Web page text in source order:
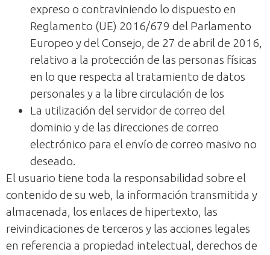
expreso o contraviniendo lo dispuesto en
Reglamento (UE) 2016/679 del Parlamento
Europeo y del Consejo, de 27 de abril de 2016,
relativo a la protección de las personas físicas
en lo que respecta al tratamiento de datos
personales y a la libre circulación de los
La utilización del servidor de correo del
dominio y de las direcciones de correo
electrónico para el envío de correo masivo no
deseado.
El usuario tiene toda la responsabilidad sobre el
contenido de su web, la información transmitida y
almacenada, los enlaces de hipertexto, las
reivindicaciones de terceros y las acciones legales
en referencia a propiedad intelectual, derechos de